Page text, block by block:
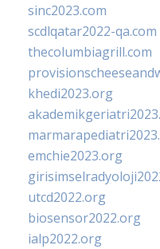
sinc2023.com
scdlqatar2022-qa.com
thecolumbiagrill.com
khedi2023.org
emchie2023.org
utcd2022.org
biosensor2022.org
ialp2022.org